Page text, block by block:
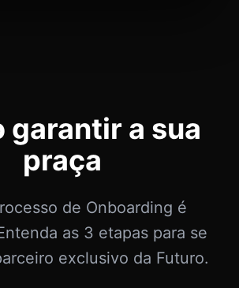
garantir a sua
praça
de Onboarding é
as 3 etapas para se
exclusivo da Futuro.